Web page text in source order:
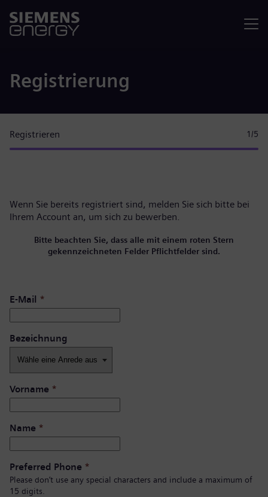
Registrierung
Registrieren 1 /5
Wenn Sie bereits registriert sind, melden Sie sich bitte bei
Ihrem Account an, um sich zu bewerben.
Bitte beachten Sie, dass alle mit einem roten Stern
gekennzeichneten Felder Pflichtfelder sind.
E-Mail *
Bezeichnung
Vorname *
Name *
Preferred Phone *
Please don’t use any special characters and include a maximum of
15 digits.